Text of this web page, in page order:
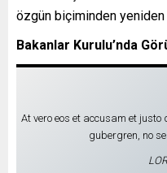
özgün biçiminden
Bakanlar Kurulu’nda
At vero eos et accusam et
gubergren, no